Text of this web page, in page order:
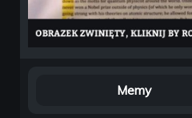
Memy